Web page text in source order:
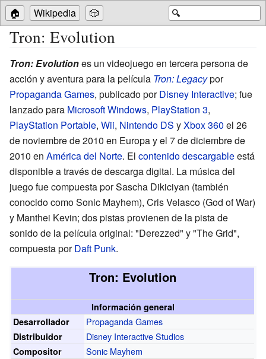
🔍
🏠 Wikipedia 🎲
Tron: Evolution
Tron: Evolutiones un videojuego en tercera persona de
acción y aventura para la película Tron: Legacypor
Propaganda Games, publicado porDisney Interactive; fue
lanzado para Microsoft Windows, PlayStation 3,
PlayStation Portable, Wii, Nintendo DS yXbox 360 el 26
de noviembre de 2010 en Europa y el 7 de diciembre de
2010 en América del Norte. El contenido descargableestá
disponible a través de descarga digital. La música del
juego fue compuesta por Sascha Dikiciyan (también
conocido como Sonic Mayhem), Cris Velasco (God of War)
y Manthei Kevin; dos pistas provienen de la pista de
sonido de la película original: "Derezzed" y "The Grid",
compuesta porDaft Punk.
Tron: Evolution
Información general
Desarrollador
Propaganda Games
Distribuidor Disney Interactive Studios
Compositor Sonic Mayhem